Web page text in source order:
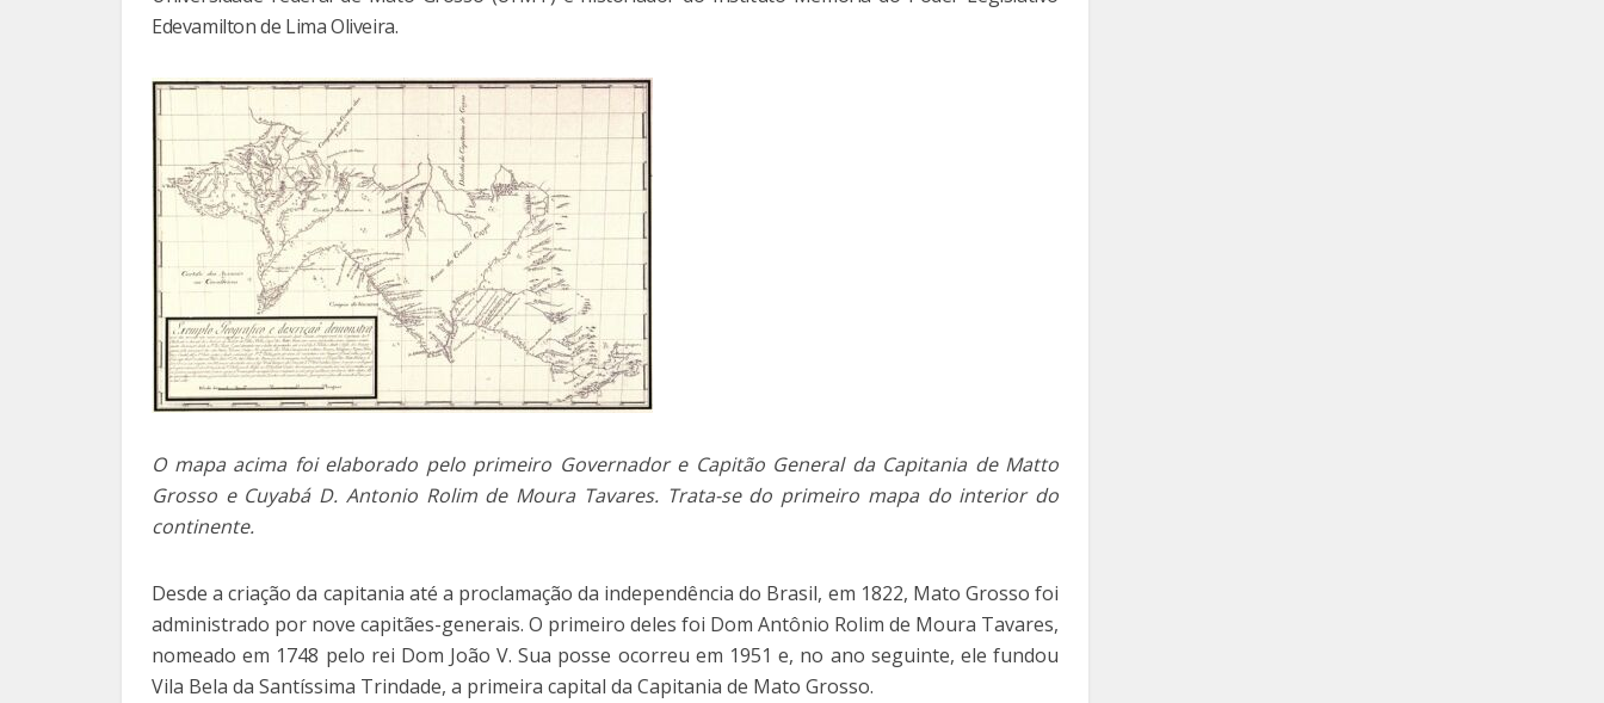
Edevamilton de Lima Oliveira.
O mapa acima foi elaborado pelo primeiro Governador e Capitão General da Capitania de Matto
Grosso e Cuyabá D. Antonio Rolim de Moura Tavares. Trata-se do primeiro mapa do interior do
continente.
Desde a criação da capitania até a proclamação da independência do Brasil, em 1822, Mato Grosso foi
administrado por nove capitães-generais. O primeiro deles foi Dom Antônio Rolim de Moura Tavares,
nomeado em 1748 pelo rei Dom João V. Sua posse ocorreu em 1951 e, no ano seguinte, ele fundou
Vila Bela da Santíssima Trindade, a primeira capital da Capitania de Mato Grosso.